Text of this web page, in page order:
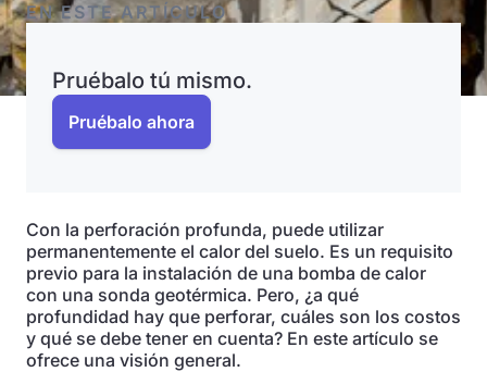
EN ESTE ARTÍCULO
Pruébalo tú mismo.
Pruébalo ahora
Con la perforación profunda, puede utilizar
permanentemente el calor del suelo. Es un requisito
previo para la instalación de una bomba de calor
con una sonda geotérmica. Pero, ¿a qué
profundidad hay que perforar, cuáles son los costos
y qué se debe tener en cuenta? En este artículo se
ofrece una visión general.